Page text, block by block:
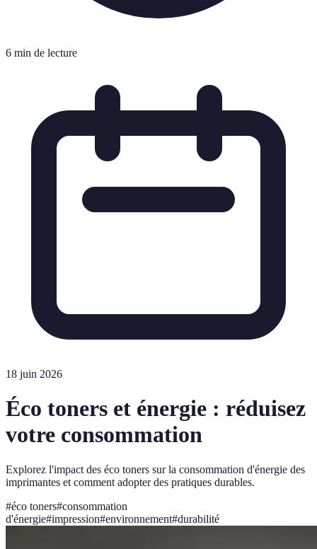
6 min de lecture
18 juin 2026
Éco toners et énergie : réduisez
votre consommation
Explorez l'impact des éco toners sur la consommation d'énergie des
imprimantes et comment adopter des pratiques durables.
#éco toners#consommation
d'énergie#impression#environnement#durabilité